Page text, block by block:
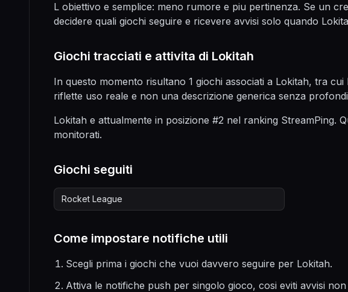
L obiettivo e semplice: meno rumore e piu pertinenza. Se un
decidere quali giochi seguire e ricevere avvisi solo quando
Giochi tracciati e attivita di Lokitah
In questo momento risultano 1 giochi associati a Lokitah, tra
riflette uso reale e non una descrizione generica senza
Lokitah e attualmente in posizione #2 nel ranking StreamPing.
monitorati.
Giochi seguiti
Rocket League
Come impostare notifiche utili
Scegli prima i giochi che vuoi davvero seguire per Lokitah.
Attiva le notifiche push per singolo gioco, cosi eviti avvisi